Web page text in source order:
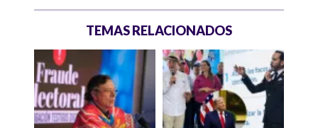
TEMAS RELACIONADOS